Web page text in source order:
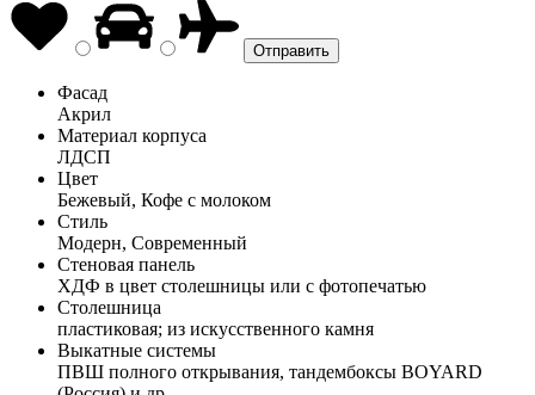
Фасад
Акрил
Материал корпуса
ЛДСП
Цвет
Бежевый, Кофе с молоком
Стиль
Модерн, Современный
Стеновая панель
ХДФ в цвет столешницы или с фотопечатью
Столешница
пластиковая; из искусственного камня
Выкатные системы
ПВШ полного открывания, тандембоксы BOYARD